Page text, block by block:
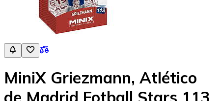
MiniX Griezmann, Atlético